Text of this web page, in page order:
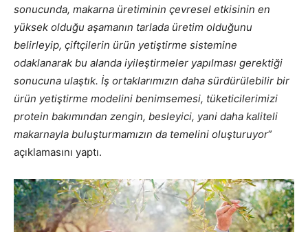
sonucunda, makarna üretiminin çevresel etkisinin en
yüksek olduğu aşamanın tarlada üretim olduğunu
belirleyip, çiftçilerin ürün yetiştirme sistemine
odaklanarak bu alanda iyileştirmeler yapılması gerektiği
sonucuna ulaştık. İş ortaklarımızın daha sürdürülebilir bir
ürün yetiştirme modelini benimsemesi, tüketicilerimizi
protein bakımından zengin, besleyici, yani daha kaliteli
makarnayla buluşturmamızın da temelini oluşturuyor”
açıklamasını yaptı.